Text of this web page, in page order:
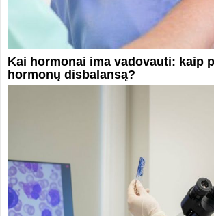
Kai hormonai ima vadovauti: kaip
hormonų disbalansą?